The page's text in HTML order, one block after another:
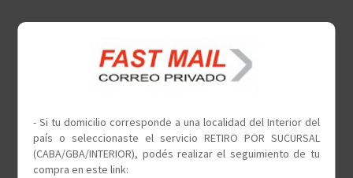
- Si tu domicilio corresponde a una localidad del Interior del
país o seleccionaste el servicio RETIRO POR SUCURSAL
(CABA/GBA/INTERIOR), podés realizar el seguimiento de tu
compra en este link: